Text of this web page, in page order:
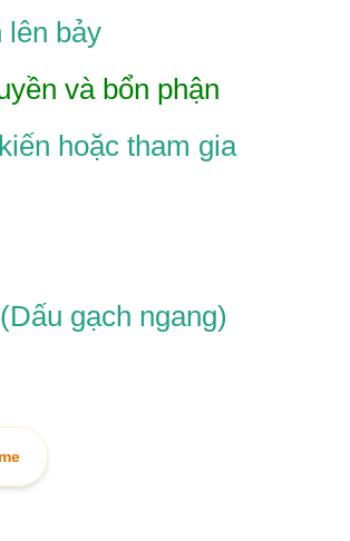
lên bảy
và bổn phận
hoặc tham gia
gạch ngang)